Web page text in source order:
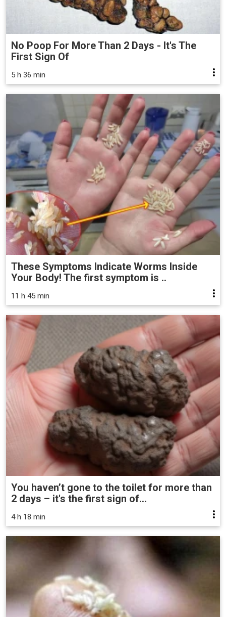
No Poop For More Than 2 Days - It's The
First Sign Of
5 h 36 min
These Symptoms Indicate Worms Inside
Your Body! The first symptom is ..
11 h 45 min
You haven’t gone to the toilet for more than
2 days – it's the first sign of...
4 h 18 min